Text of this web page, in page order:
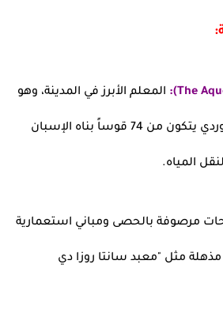
المعلم الأبرز في المدينة، وهو
بناء ضخم من الحجر الوردي يتكون من 74 قوساً بناه الإسبان
المياه.
مرصوفة بالحصى ومباني استعمارية
مثل "معبد سانتا روزا دي